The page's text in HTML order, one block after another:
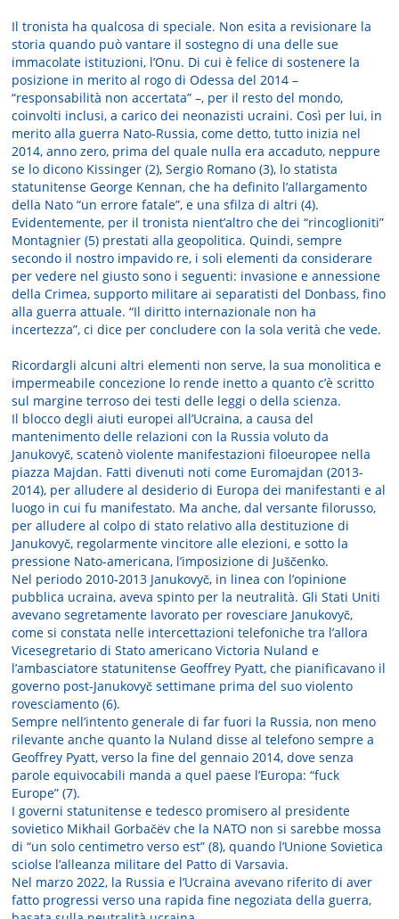
Il tronista ha qualcosa di speciale. Non esita a revisionare la
storia quando può vantare il sostegno di una delle sue
immacolate istituzioni, l’Onu. Di cui è felice di sostenere la
posizione in merito al rogo di Odessa del 2014 –
“responsabilità non accertata” –, per il resto del mondo,
coinvolti inclusi, a carico dei neonazisti ucraini. Così per lui, in
merito alla guerra Nato-Russia, come detto, tutto inizia nel
2014, anno zero, prima del quale nulla era accaduto, neppure
se lo dicono Kissinger (2), Sergio Romano (3), lo statista
statunitense George Kennan, che ha definito l’allargamento
della Nato “un errore fatale”, e una sfilza di altri (4).
Evidentemente, per il tronista nient’altro che dei “rincoglioniti”
Montagnier (5) prestati alla geopolitica. Quindi, sempre
secondo il nostro impavido re, i soli elementi da considerare
per vedere nel giusto sono i seguenti: invasione e annessione
della Crimea, supporto militare ai separatisti del Donbass, fino
alla guerra attuale. “Il diritto internazionale non ha
incertezza”, ci dice per concludere con la sola verità che vede.
Ricordargli alcuni altri elementi non serve, la sua monolitica e
impermeabile concezione lo rende inetto a quanto c’è scritto
sul margine terroso dei testi delle leggi o della scienza.
Il blocco degli aiuti europei all’Ucraina, a causa del
mantenimento delle relazioni con la Russia voluto da
Janukovyč, scatenò violente manifestazioni filoeuropee nella
piazza Majdan. Fatti divenuti noti come Euromajdan (2013-
2014), per alludere al desiderio di Europa dei manifestanti e al
luogo in cui fu manifestato. Ma anche, dal versante filorusso,
per alludere al colpo di stato relativo alla destituzione di
Janukovyč, regolarmente vincitore alle elezioni, e sotto la
pressione Nato-americana, l’imposizione di Juščenko.
Nel periodo 2010-2013 Janukovyč, in linea con l’opinione
pubblica ucraina, aveva spinto per la neutralità. Gli Stati Uniti
avevano segretamente lavorato per rovesciare Janukovyč,
come si constata nelle intercettazioni telefoniche tra l’allora
Vicesegretario di Stato americano Victoria Nuland e
l’ambasciatore statunitense Geoffrey Pyatt, che pianificavano il
governo post-Janukovyč settimane prima del suo violento
rovesciamento (6).
Sempre nell’intento generale di far fuori la Russia, non meno
rilevante anche quanto la Nuland disse al telefono sempre a
Geoffrey Pyatt, verso la fine del gennaio 2014, dove senza
parole equivocabili manda a quel paese l’Europa: “fuck
Europe” (7).
I governi statunitense e tedesco promisero al presidente
sovietico Mikhail Gorbačëv che la NATO non si sarebbe mossa
di “un solo centimetro verso est” (8), quando l’Unione Sovietica
sciolse l’alleanza militare del Patto di Varsavia.
Nel marzo 2022, la Russia e l’Ucraina avevano riferito di aver
fatto progressi verso una rapida fine negoziata della guerra,